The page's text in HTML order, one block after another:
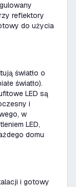
reflektory
do użycia
światło o
światło).
LED są
i
w
LED,
domu
i gotowy